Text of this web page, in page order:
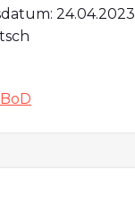
24.04.2023